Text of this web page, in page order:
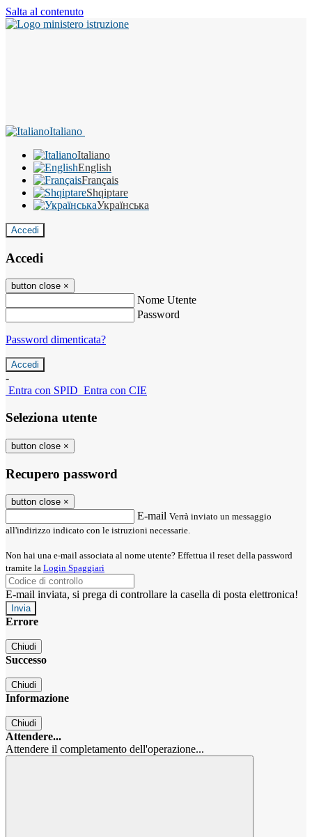
Salta al contenuto
Italiano
Italiano
English
Français
Shqiptare
Українська
Accedi
Accedi
button close ×
Nome Utente
Password
Password dimenticata?
-
Entra con SPID Entra con CIE
Seleziona utente
button close ×
Recupero password
button close ×
E-mail Verrà inviato un messaggio
all'indirizzo indicato con le istruzioni necessarie.
Non hai una e-mail associata al nome utente? Effettua il reset della password
tramite la Login Spaggiari
E-mail inviata, si prega di controllare la casella di posta elettronica!
Errore
Chiudi
Successo
Chiudi
Informazione
Chiudi
Attendere...
Attendere il completamento dell'operazione...